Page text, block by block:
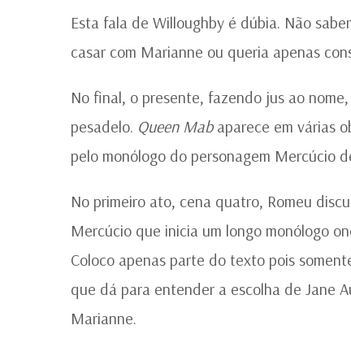
Esta fala de Willoughby é dúbia. Não
casar com Marianne ou queria apenas
No final, o presente, fazendo jus ao
pesadelo. Queen Mabaparece em várias
pelo monólogo do personagem Mercúcio
No primeiro ato, cena quatro, Romeu
Mercúcio que inicia um longo monólogo
Coloco apenas parte do texto pois
que dá para entender a escolha de Jane
Marianne.